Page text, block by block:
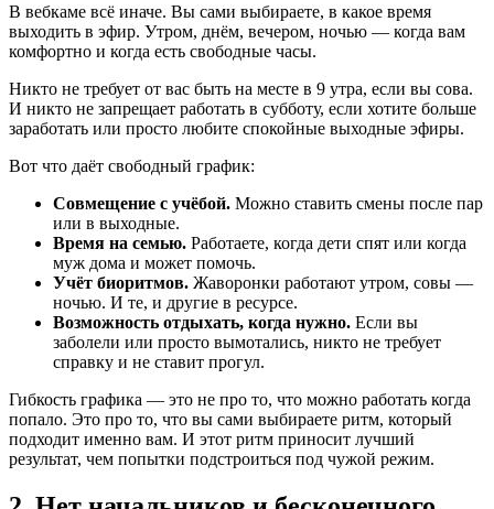
В вебкаме всё иначе. Вы сами выбираете, в какое время
выходить в эфир. Утром, днём, вечером, ночью — когда вам
комфортно и когда есть свободные часы.
Никто не требует от вас быть на месте в 9 утра, если вы сова.
И никто не запрещает работать в субботу, если хотите больше
заработать или просто любите спокойные выходные эфиры.
Вот что даёт свободный график:
Совмещение с учёбой. Можно ставить смены после пар
или в выходные.
Время на семью. Работаете, когда дети спят или когда
муж дома и может помочь.
Учёт биоритмов. Жаворонки работают утром, совы —
ночью. И те, и другие в ресурсе.
Возможность отдыхать, когда нужно. Если вы
заболели или просто вымотались, никто не требует
справку и не ставит прогул.
Гибкость графика — это не про то, что можно работать когда
попало. Это про то, что вы сами выбираете ритм, который
подходит именно вам. И этот ритм приносит лучший
результат, чем попытки подстроиться под чужой режим.